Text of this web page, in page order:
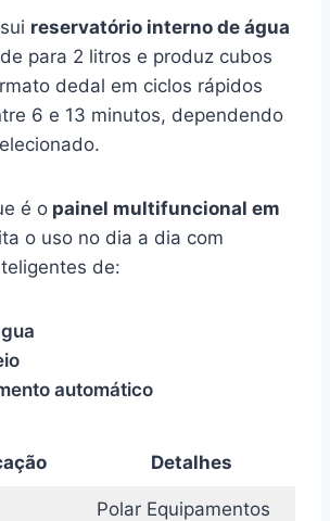
reservatório interno de água
para 2 litros e produz cubos
dedal em ciclos rápidos
6 e 13 minutos, dependendo
é o painel multifuncional em
o uso no dia a dia com
de:
automático
Detalhes
Polar Equipamentos